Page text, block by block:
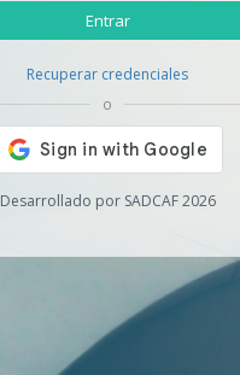
Entrar
Recuperar credenciales
o
Desarrollado por SADCAF 2026